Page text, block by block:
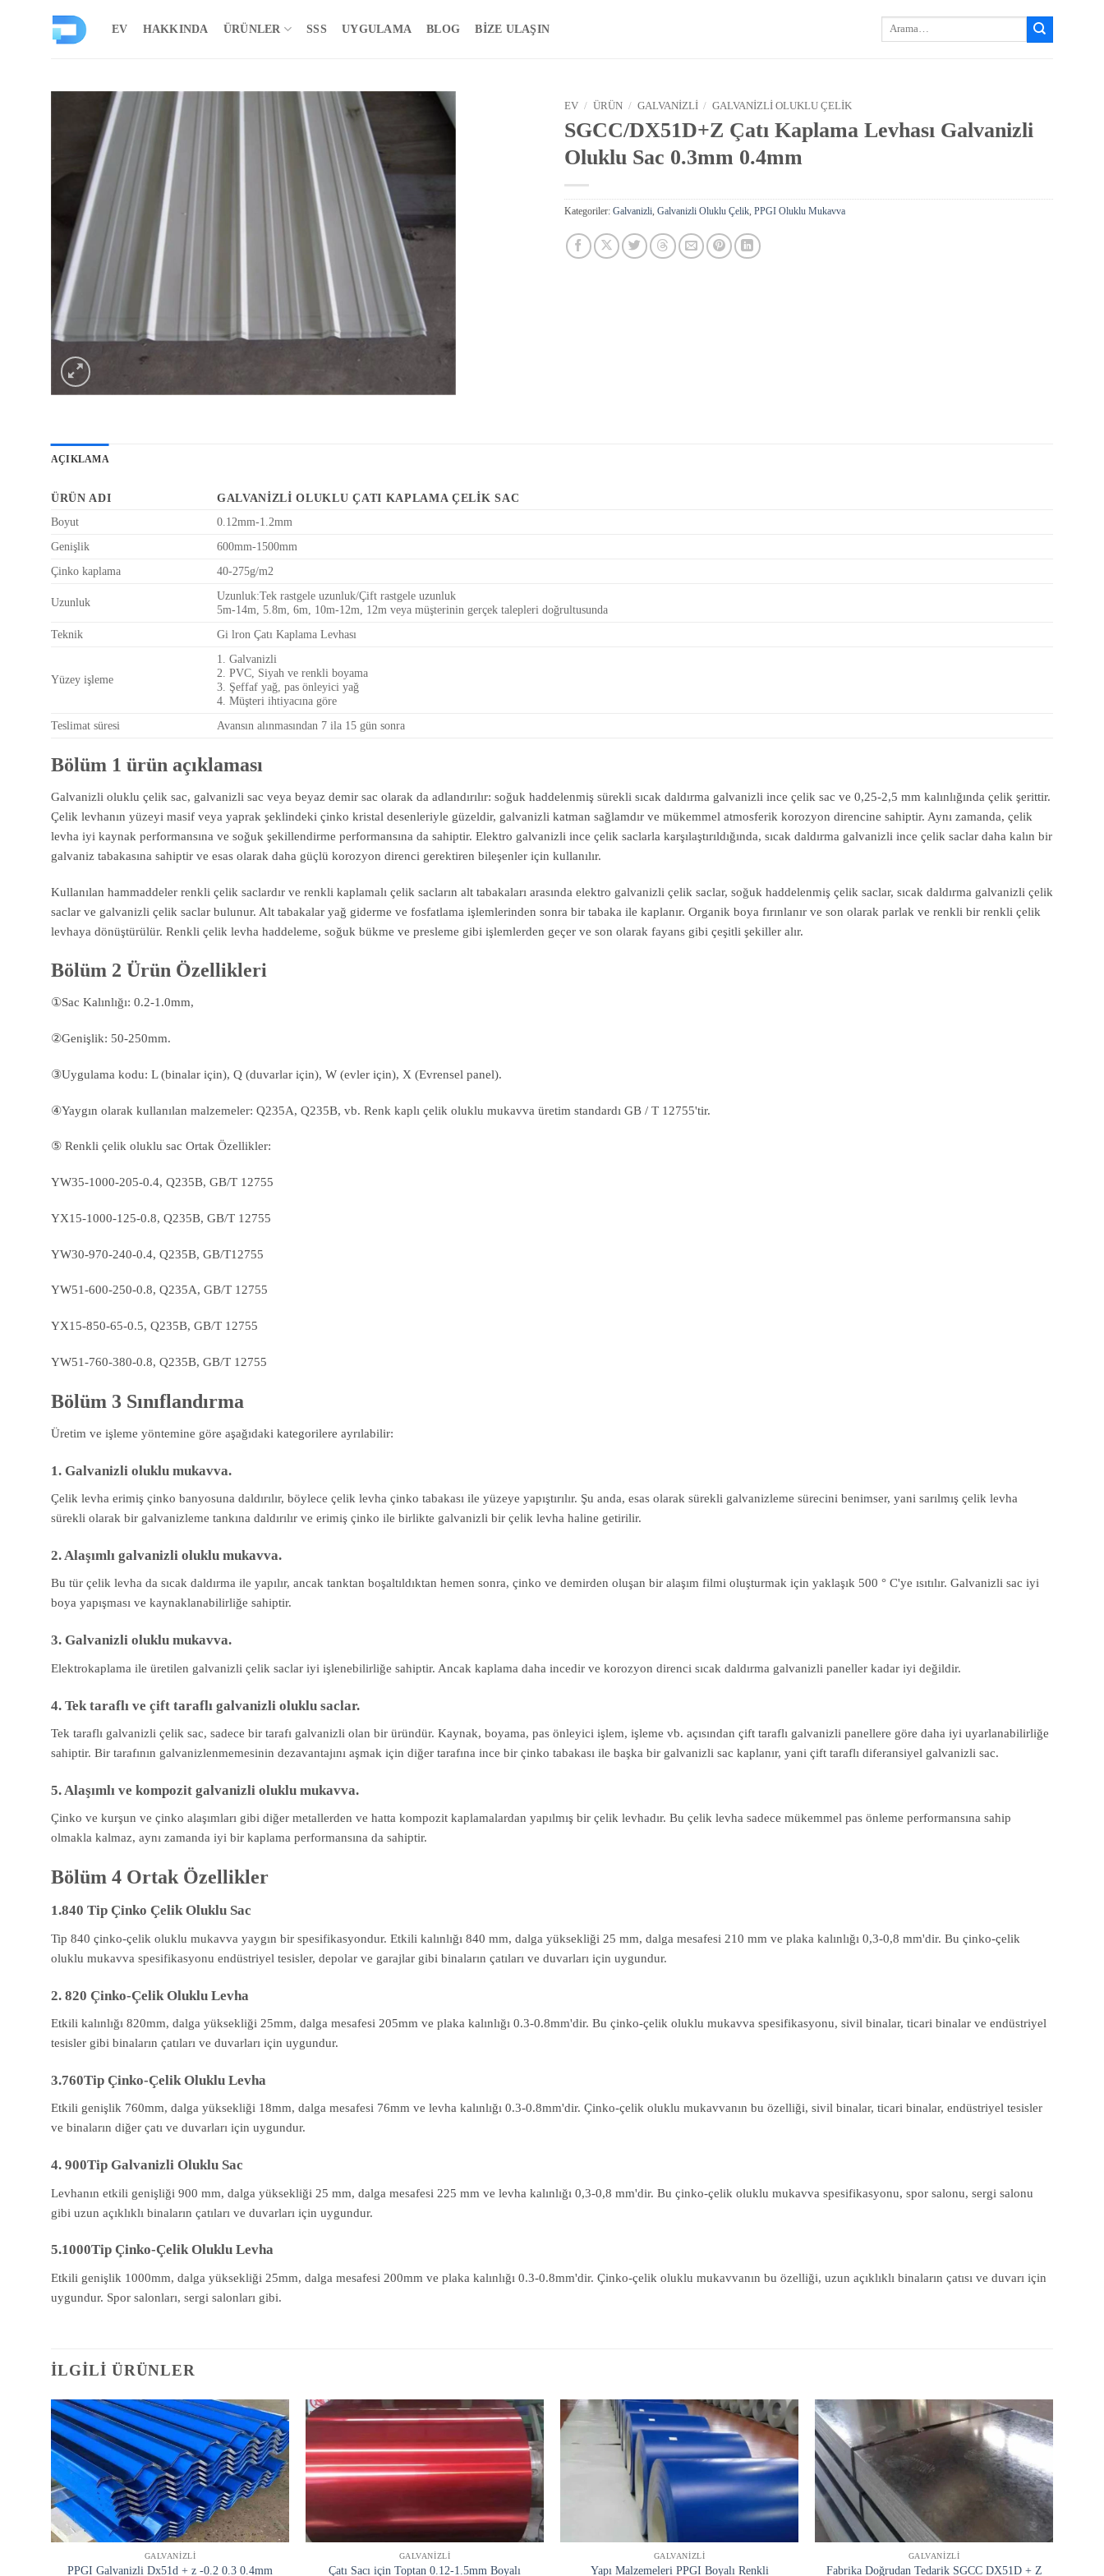
EV HAKKINDA ÜRÜNLER SSS UYGULAMA BLOG BIZE ULAŞIN
Arayın:
EV / ÜRÜN / GALVANIZLI / GALVANIZLI OLUKLU ÇELIK
SGCC/DX51D+Z Çatı Kaplama Levhası Galvanizli
Oluklu Sac 0.3mm 0.4mm
Kategoriler: Galvanizli, Galvanizli Oluklu Çelik, PPGI Oluklu Mukavva
AÇIKLAMA
ÜRÜN ADI
GALVANIZLI OLUKLU ÇATI KAPLAMA ÇELIK SAC
Boyut
0.12mm-1.2mm
Genişlik
600mm-1500mm
Çinko kaplama
40-275g/m2
Uzunluk
Uzunluk:Tek rastgele uzunluk/Çift rastgele uzunluk
5m-14m, 5.8m, 6m, 10m-12m, 12m veya müşterinin gerçek talepleri doğrultusunda
Teknik
Gi lron Çatı Kaplama Levhası
Yüzey işleme
1. Galvanizli
2. PVC, Siyah ve renkli boyama
3. Şeffaf yağ, pas önleyici yağ
4. Müşteri ihtiyacına göre
Teslimat süresi
Avansın alınmasından 7 ila 15 gün sonra
Bölüm 1 ürün açıklaması
Galvanizli oluklu çelik sac, galvanizli sac veya beyaz demir sac olarak da adlandırılır: soğuk haddelenmiş sürekli sıcak daldırma galvanizli ince çelik sac ve 0,25-2,5 mm kalınlığında çelik şerittir.
Çelik levhanın yüzeyi masif veya yaprak şeklindeki çinko kristal desenleriyle güzeldir, galvanizli katman sağlamdır ve mükemmel atmosferik korozyon direncine sahiptir. Aynı zamanda, çelik
levha iyi kaynak performansına ve soğuk şekillendirme performansına da sahiptir. Elektro galvanizli ince çelik saclarla karşılaştırıldığında, sıcak daldırma galvanizli ince çelik saclar daha kalın bir
galvaniz tabakasına sahiptir ve esas olarak daha güçlü korozyon direnci gerektiren bileşenler için kullanılır.
Kullanılan hammaddeler renkli çelik saclardır ve renkli kaplamalı çelik sacların alt tabakaları arasında elektro galvanizli çelik saclar, soğuk haddelenmiş çelik saclar, sıcak daldırma galvanizli çelik
saclar ve galvanizli çelik saclar bulunur. Alt tabakalar yağ giderme ve fosfatlama işlemlerinden sonra bir tabaka ile kaplanır. Organik boya fırınlanır ve son olarak parlak ve renkli bir renkli çelik
levhaya dönüştürülür. Renkli çelik levha haddeleme, soğuk bükme ve presleme gibi işlemlerden geçer ve son olarak fayans gibi çeşitli şekiller alır.
Bölüm 2 Ürün Özellikleri
①Sac Kalınlığı: 0.2-1.0mm,
②Genişlik: 50-250mm.
③Uygulama kodu: L (binalar için), Q (duvarlar için), W (evler için), X (Evrensel panel).
④Yaygın olarak kullanılan malzemeler: Q235A, Q235B, vb. Renk kaplı çelik oluklu mukavva üretim standardı GB / T 12755'tir.
⑤ Renkli çelik oluklu sac Ortak Özellikler:
YW35-1000-205-0.4, Q235B, GB/T 12755
YX15-1000-125-0.8, Q235B, GB/T 12755
YW30-970-240-0.4, Q235B, GB/T12755
YW51-600-250-0.8, Q235A, GB/T 12755
YX15-850-65-0.5, Q235B, GB/T 12755
YW51-760-380-0.8, Q235B, GB/T 12755
Bölüm 3 Sınıflandırma
Üretim ve işleme yöntemine göre aşağıdaki kategorilere ayrılabilir:
1. Galvanizli oluklu mukavva.
Çelik levha erimiş çinko banyosuna daldırılır, böylece çelik levha çinko tabakası ile yüzeye yapıştırılır. Şu anda, esas olarak sürekli galvanizleme sürecini benimser, yani sarılmış çelik levha
sürekli olarak bir galvanizleme tankına daldırılır ve erimiş çinko ile birlikte galvanizli bir çelik levha haline getirilir.
2. Alaşımlı galvanizli oluklu mukavva.
Bu tür çelik levha da sıcak daldırma ile yapılır, ancak tanktan boşaltıldıktan hemen sonra, çinko ve demirden oluşan bir alaşım filmi oluşturmak için yaklaşık 500 ° C'ye ısıtılır. Galvanizli sac iyi
boya yapışması ve kaynaklanabilirliğe sahiptir.
3. Galvanizli oluklu mukavva.
Elektrokaplama ile üretilen galvanizli çelik saclar iyi işlenebilirliğe sahiptir. Ancak kaplama daha incedir ve korozyon direnci sıcak daldırma galvanizli paneller kadar iyi değildir.
4. Tek taraflı ve çift taraflı galvanizli oluklu saclar.
Tek taraflı galvanizli çelik sac, sadece bir tarafı galvanizli olan bir üründür. Kaynak, boyama, pas önleyici işlem, işleme vb. açısından çift taraflı galvanizli panellere göre daha iyi uyarlanabilirliğe
sahiptir. Bir tarafının galvanizlenmemesinin dezavantajını aşmak için diğer tarafına ince bir çinko tabakası ile başka bir galvanizli sac kaplanır, yani çift taraflı diferansiyel galvanizli sac.
5. Alaşımlı ve kompozit galvanizli oluklu mukavva.
Çinko ve kurşun ve çinko alaşımları gibi diğer metallerden ve hatta kompozit kaplamalardan yapılmış bir çelik levhadır. Bu çelik levha sadece mükemmel pas önleme performansına sahip
olmakla kalmaz, aynı zamanda iyi bir kaplama performansına da sahiptir.
Bölüm 4 Ortak Özellikler
1.840 Tip Çinko Çelik Oluklu Sac
Tip 840 çinko-çelik oluklu mukavva yaygın bir spesifikasyondur. Etkili kalınlığı 840 mm, dalga yüksekliği 25 mm, dalga mesafesi 210 mm ve plaka kalınlığı 0,3-0,8 mm'dir. Bu çinko-çelik
oluklu mukavva spesifikasyonu endüstriyel tesisler, depolar ve garajlar gibi binaların çatıları ve duvarları için uygundur.
2. 820 Çinko-Çelik Oluklu Levha
Etkili kalınlığı 820mm, dalga yüksekliği 25mm, dalga mesafesi 205mm ve plaka kalınlığı 0.3-0.8mm'dir. Bu çinko-çelik oluklu mukavva spesifikasyonu, sivil binalar, ticari binalar ve endüstriyel
tesisler gibi binaların çatıları ve duvarları için uygundur.
3.760Tip Çinko-Çelik Oluklu Levha
Etkili genişlik 760mm, dalga yüksekliği 18mm, dalga mesafesi 76mm ve levha kalınlığı 0.3-0.8mm'dir. Çinko-çelik oluklu mukavvanın bu özelliği, sivil binalar, ticari binalar, endüstriyel tesisler
ve binaların diğer çatı ve duvarları için uygundur.
4. 900Tip Galvanizli Oluklu Sac
Levhanın etkili genişliği 900 mm, dalga yüksekliği 25 mm, dalga mesafesi 225 mm ve levha kalınlığı 0,3-0,8 mm'dir. Bu çinko-çelik oluklu mukavva spesifikasyonu, spor salonu, sergi salonu
gibi uzun açıklıklı binaların çatıları ve duvarları için uygundur.
5.1000Tip Çinko-Çelik Oluklu Levha
Etkili genişlik 1000mm, dalga yüksekliği 25mm, dalga mesafesi 200mm ve plaka kalınlığı 0.3-0.8mm'dir. Çinko-çelik oluklu mukavvanın bu özelliği, uzun açıklıklı binaların çatısı ve duvarı için
uygundur. Spor salonları, sergi salonları gibi.
İLGILI ÜRÜNLER
GALVANIZLI
PPGI Galvanizli Dx51d + z -0.2 0.3 0.4mm
GALVANIZLI
Çatı Sacı için Toptan 0.12-1.5mm Boyalı
GALVANIZLI
Yapı Malzemeleri PPGI Boyalı Renkli
GALVANIZLI
Fabrika Doğrudan Tedarik SGCC DX51D + Z